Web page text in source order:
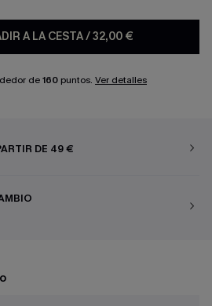
A LA CESTA/32,00 €
de160 puntos. Ver detalles
DE 49 €